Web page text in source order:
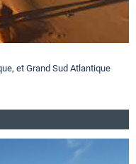
et Grand Sud Atlantique